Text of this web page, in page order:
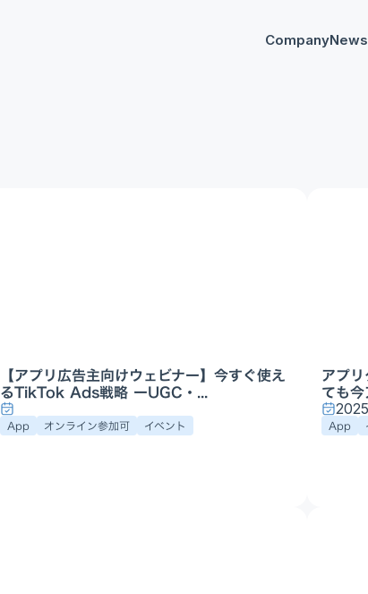
CompanyNews
【アプリ広告主向けウェビナー】今すぐ使え
るTikTok Ads戦略 ーUGC・...
App オンライン参加可 イベント
アプ
ても
App